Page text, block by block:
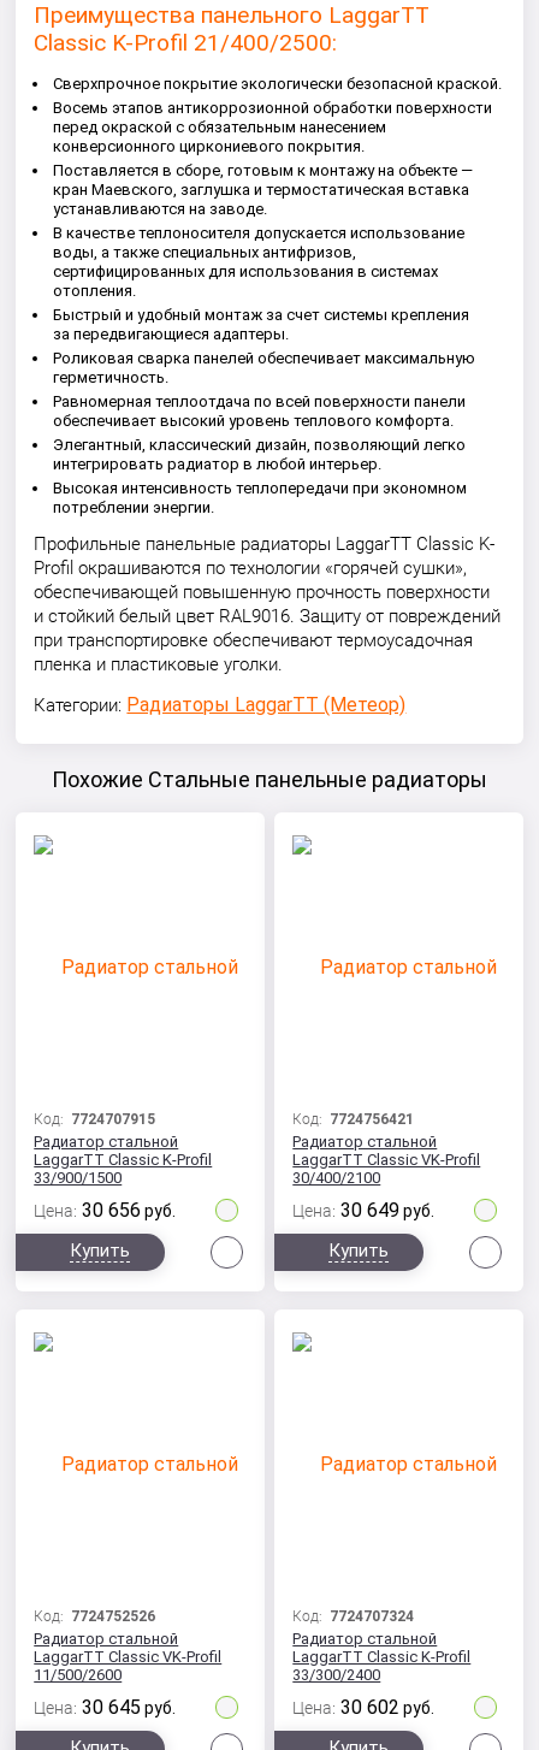
Преимущества панельного LaggarTT
Classic K-Profil 21/400/2500:
Сверхпрочное покрытие экологически безопасной краской.
Восемь этапов антикоррозионной обработки поверхности
перед окраской с обязательным нанесением
конверсионного циркониевого покрытия.
Поставляется в сборе, готовым к монтажу на объекте —
кран Маевского, заглушка и термостатическая вставка
устанавливаются на заводе.
В качестве теплоносителя допускается использование
воды, а также специальных антифризов,
сертифицированных для использования в системах
отопления.
Быстрый и удобный монтаж за счет системы крепления
за передвигающиеся адаптеры.
Роликовая сварка панелей обеспечивает максимальную
герметичность.
Равномерная теплоотдача по всей поверхности панели
обеспечивает высокий уровень теплового комфорта.
Элегантный, классический дизайн, позволяющий легко
интегрировать радиатор в любой интерьер.
Высокая интенсивность теплопередачи при экономном
потреблении энергии.
Профильные панельные радиаторы LaggarTT Classic K-
Profil окрашиваются по технологии «горячей сушки»,
обеспечивающей повышенную прочность поверхности
и стойкий белый цвет RAL9016. Защиту от повреждений
при транспортировке обеспечивают термоусадочная
пленка и пластиковые уголки.
Категории: Радиаторы LaggarTT (Метеор)
Похожие Стальные панельные радиаторы
Код: 7724707915
Радиатор стальной
LaggarTT Classic K-Profil
33/900/1500
Цена: 30 656 руб.
Купить
Код: 7724756421
Радиатор стальной
LaggarTT Classic VK-Profil
30/400/2100
Цена: 30 649 руб.
Купить
Код: 7724752526
Радиатор стальной
LaggarTT Classic VK-Profil
11/500/2600
Цена: 30 645 руб.
Код: 7724707324
Радиатор стальной
LaggarTT Classic K-Profil
33/300/2400
Цена: 30 602 руб.